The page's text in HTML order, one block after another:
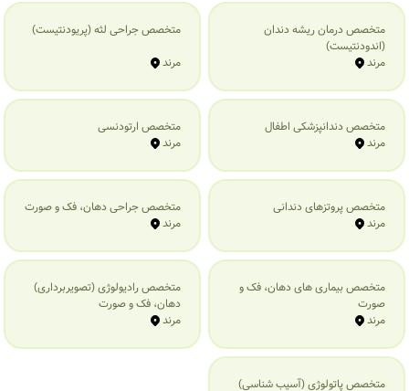
متخصص درمان ریشه دندان
(اندودنتیست)
مرند
متخصص جراحی لثه (پریودنتیست)
مرند
متخصص دندانپزشکی اطفال
مرند
متخصص ارتودنسی
مرند
متخصص پروتزهای دندانی
مرند
متخصص جراحی دهان، فک و صورت
مرند
متخصص بیماری‌ های دهان، فک و
صورت
مرند
متخصص رادیولوژی (تصویربرداری)
دهان، فک و صورت
مرند
متخصص پاتولوژی (آسیب شناسی)